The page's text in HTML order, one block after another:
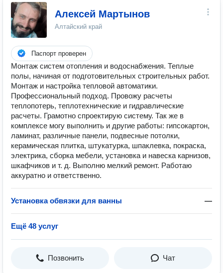
Алексей Мартынов
Алтайский край
Паспорт проверен
Монтаж систем отопления и водоснабжения. Теплые
полы, начиная от подготовительных строительных работ.
Монтаж и настройка тепловой автоматики.
Профессиональный подход. Провожу расчеты
теплопотерь, теплотехнические и гидравлические
расчеты. Грамотно спроектирую систему. Так же в
комплексе могу выполнить и другие работы: гипсокартон,
ламинат, различные панели, подвесные потолки,
керамическая плитка, штукатурка, шпаклевка, покраска,
электрика, сборка мебели, установка и навеска карнизов,
шкафчиков и т. д. Выполню мелкий ремонт. Работаю
аккуратно и ответственно.
Установка обвязки для ванны —
Ещё 48 услуг
Позвонить Чат